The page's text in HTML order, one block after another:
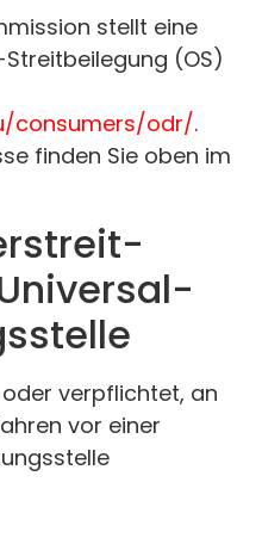
stellt eine
(OS)
consumers/odr/.
finden Sie oben im
verpflichtet, an
vor einer